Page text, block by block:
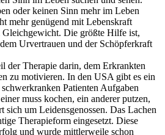
oder keinen Sinn mehr im Leben
mehr genügend mit Lebenskraft
Gleichgewicht. Die größte Hilfe ist,
Urvertrauen und der Schöpferkraft
der Therapie darin, dem Erkrankten
zu motivieren. In den USA gibt es ein
Patienten Aufgaben
muss kochen, ein anderer putzen,
sich um Leidensgenossen. Das Lachen
Therapieform eingesetzt. Diese
und wurde mittlerweile schon